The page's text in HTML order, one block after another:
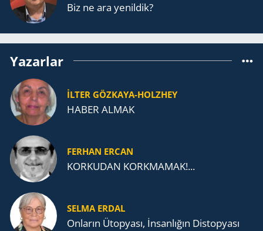
Biz ne ara yenildik?
Yazarlar
İLTER GÖZKAYA-HOLZHEY
HABER ALMAK
FERHAN ERCAN
KORKUDAN KORKMAMAK!...
SELMA ERDAL
Onların Ütopyası, İnsanlığın Distopyası